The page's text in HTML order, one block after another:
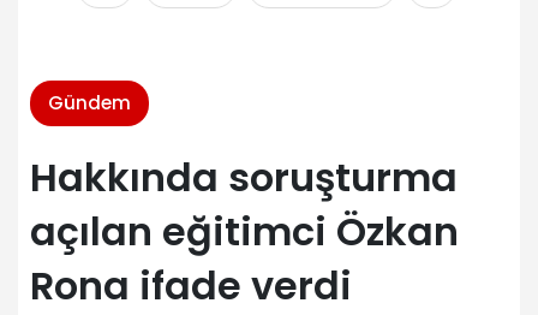
Gündem
Hakkında soruşturma
açılan eğitimci Özkan
Rona ifade verdi